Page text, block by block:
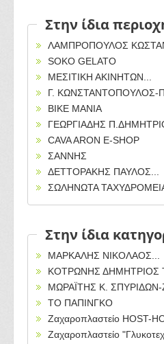
Στην ίδια
ΛΑΜΠΡΟΠΟΥΛΟΣ
SOKO GELATO
ΜΕΣΙΤΙΚΗ ΑΚΙΝΗΤΩΝ...
Γ. ΚΩΝΣΤΑΝΤΟΠΟΥΛΟΣ-
BIKE MANIA
ΓΕΩΡΓΙΑΔΗΣ
CAVA ARON E-SHOP
ΣΑΝΝΗΣ
ΔΕΤΤΟΡΑΚΗΣ ΠΑΥΛΟΣ...
ΣΩΛΗΝΩΤΑ ΤΑΧΥΔΡΟΜΕΙΑ
Στην ίδια
ΜΑΡΚΑΛΗΣ ΝΙΚΟΛΑΟΣ...
ΚΟΤΡΩΝΗΣ ΔΗΜΗΤΡΙΟΣ
ΜΩΡΑΪΤΗΣ Κ. ΣΠΥΡΙΔΩΝ-
ΤΟ ΠΑΠΙΝΓΚΟ
Ζαχαροπλαστείο HOST-
Ζαχαροπλαστείο